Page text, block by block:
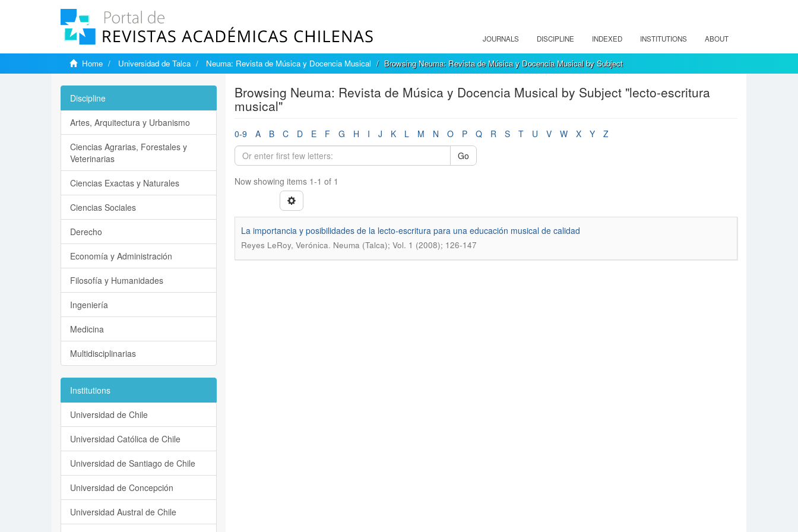
JOURNALS DISCIPLINE INDEXED INSTITUTIONS ABOUT
Home Universidad de Talca Neuma: Revista de Música y Docencia Musical Browsing Neuma: Revista de Música y Docencia Musical by Subject
Browsing Neuma: Revista de Música y Docencia Musical by Subject "lecto-escritura
musical"
0-9 A B C D E F G H I J K L M N O P Q R S T U V W X Y
Z
Go
Now showing items 1-1 of 1
La importancia y posibilidades de la lecto-escritura para una educación musical de calidad
Reyes LeRoy, Verónica. Neuma (Talca); Vol. 1 (2008); 126-147
Discipline
Artes, Arquitectura y Urbanismo
Ciencias Agrarias, Forestales y
Veterinarias
Ciencias Exactas y Naturales
Ciencias Sociales
Derecho
Economía y Administración
Filosofía y Humanidades
Ingeniería
Medicina
Multidisciplinarias
Institutions
Universidad de Chile
Universidad Católica de Chile
Universidad de Santiago de Chile
Universidad de Concepción
Universidad Austral de Chile